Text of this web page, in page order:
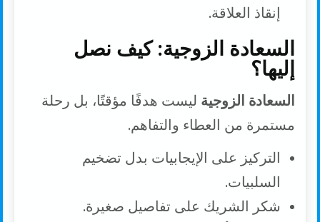
إنقاذ العلاقة.
السعادة الزوجية: كيف نصل
إليها؟
السعادة الزوجية ليست هدفًا مؤقتًا، بل رحلة
مستمرة من العطاء والتفاهم.
التركيز على الإيجابيات بدل تضخيم
السلبيات.
شكر الشريك على تفاصيل صغيرة.